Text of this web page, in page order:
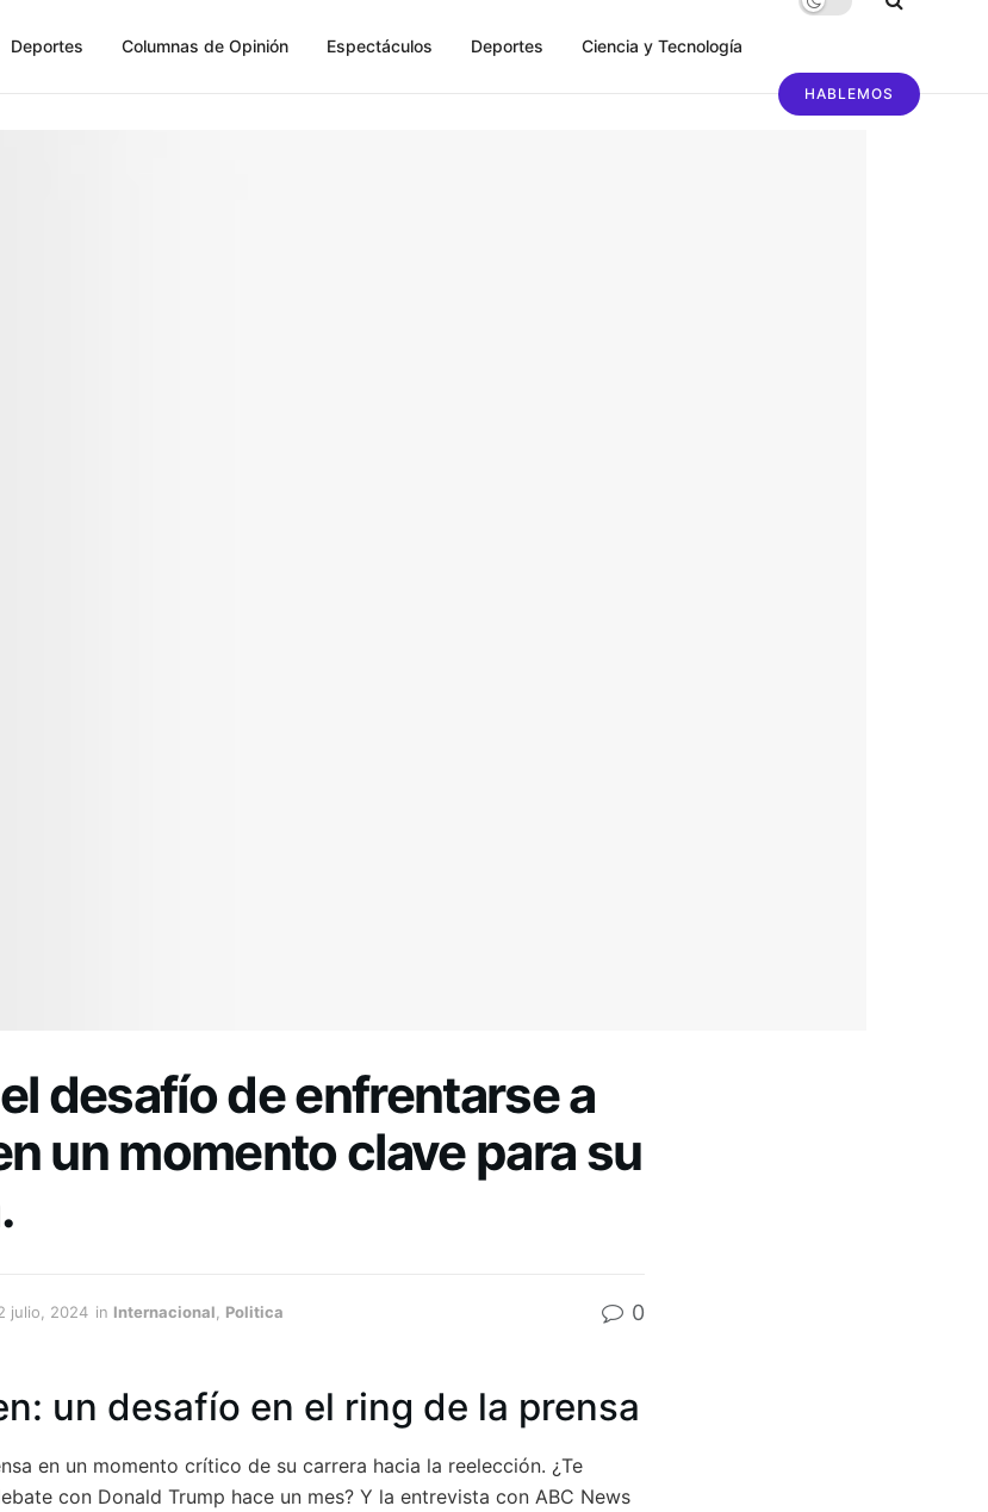
Deportes Columnas de Opinión Espectáculos Deportes Ciencia y Tecnología
HABLEMOS
desafío de enfrentarse a
un momento clave para su
julio, 2024 in Internacional Politica 0
un desafío en el ring de la prensa
en un momento crítico de su carrera hacia la reelección. ¿Te
con Donald Trump hace un mes? Y la entrevista con ABC News